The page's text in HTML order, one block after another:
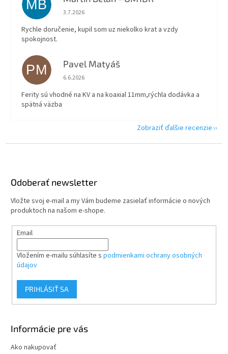
MB Hodnotenie obchodu je 5 z 5 hviezdičiek.
3.7.2026
Rychle doručenie, kupil som uz niekolko krat a vzdy
spokojnost.
PM Pavel Matyáš
Hodnotenie obchodu je 5 z 5 hviezdičiek.
6.6.2026
Ferity sú vhodné na KV a na koaxial 11mm,rýchla dodávka a
spätná väzba
Zobraziť ďalšie recenzie
Odoberať newsletter
Vložte svoj e-mail a my Vám budeme zasielať informácie o nových
produktoch na našom e-shope.
Email
Vložením e-mailu súhlasíte s podmienkami ochrany osobných
údajov
PRIHLÁSIŤ SA
Informácie pre vás
Ako nakupovať